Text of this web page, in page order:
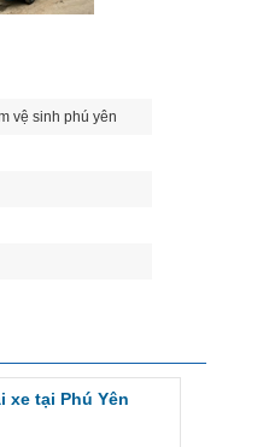
vệ sinh phú yên
xe tại Phú Yên